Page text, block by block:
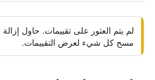
لم يتم العثور على تقييمات. حاول
مسح كل شيء لعرض التقييمات.